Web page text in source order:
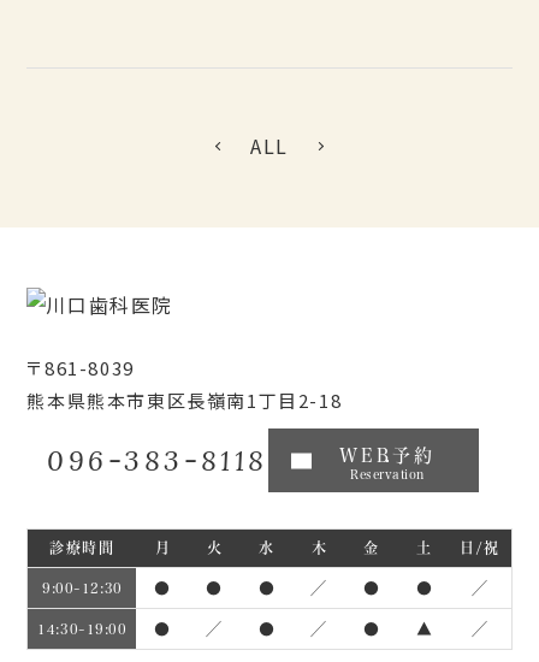
ALL
〒861-8039
熊本県熊本市東区長嶺南1丁目2-18
096-383-8118 WEB予約
Reservation
診療時間 月 火 水 木 金 土 日/祝
9:00~12:30 ● ● ● ／ ● ● ／
14:30~19:00 ● ／ ● ／ ● ▲ ／